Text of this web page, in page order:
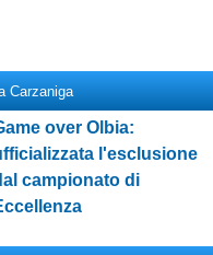
Carzaniga
over Olbia:
l'esclusione
campionato di